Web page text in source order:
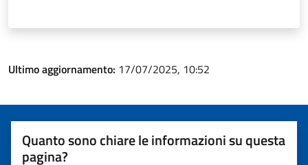
Ultimo aggiornamento: 17/07/2025, 10:52
Quanto sono chiare le informazioni su questa
pagina?